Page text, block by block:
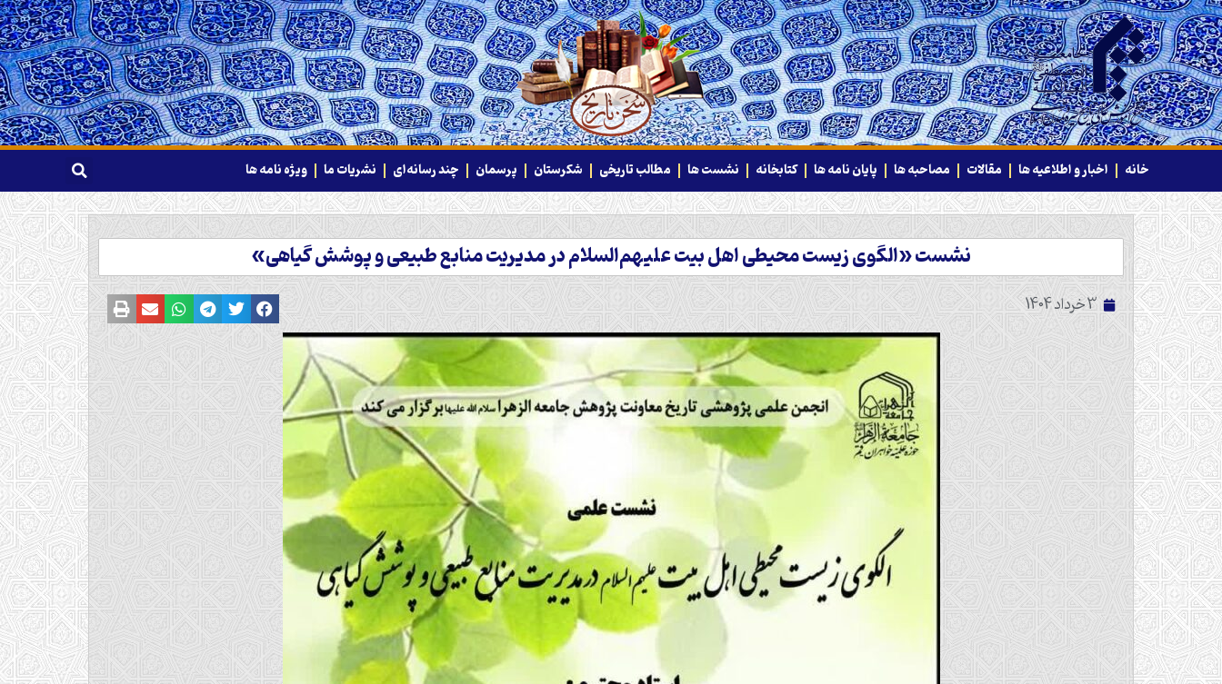
خانه اخبار و اطلاعیه ها مقالات مصاحبه ها پایان نامه ها کتابخانه نشست ها مطالب تاریخی شکرستان پرسمان چند رسانه‌ای نشریات ما ویژه نامه ها
نشست «الگوی زیست محیطی اهل بیت علیهم‌السلام در مدیریت منابع طبیعی و پوشش گیاهی»
3 خرداد 1404